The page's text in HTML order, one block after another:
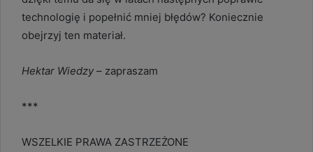
technologię i popełnić mniej błędów? Koniecznie
obejrzyj ten materiał.
Hektar Wiedzy – zapraszam
***
WSZELKIE PRAWA ZASTRZEŻONE